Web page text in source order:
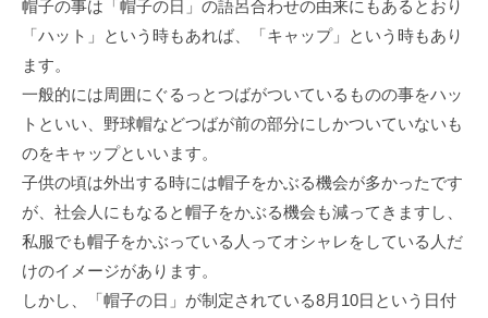
帽子の事は「帽子の日」の語呂合わせの由来にもあるとおり
「ハット」という時もあれば、「キャップ」という時もあり
ます。
一般的には周囲にぐるっとつばがついているものの事をハッ
トといい、野球帽などつばが前の部分にしかついていないも
のをキャップといいます。
子供の頃は外出する時には帽子をかぶる機会が多かったです
が、社会人にもなると帽子をかぶる機会も減ってきますし、
私服でも帽子をかぶっている人ってオシャレをしている人だ
けのイメージがあります。
しかし、「帽子の日」が制定されている8月10日という日付